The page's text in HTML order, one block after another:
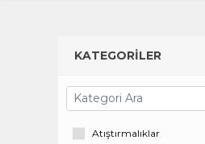
KATEGORİLER
Atıştırmalıklar